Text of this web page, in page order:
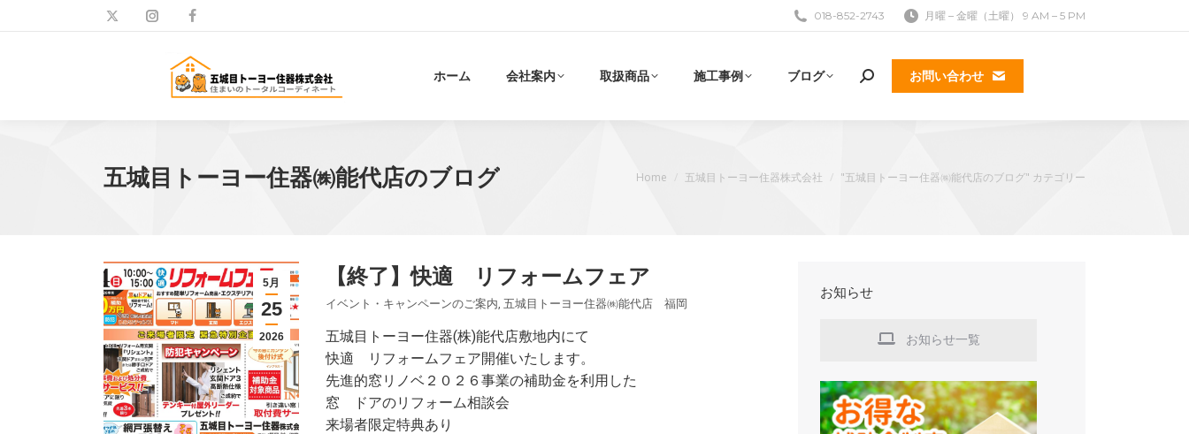
018-852-2743 月曜 – 金曜（土曜） 9 AM – 5 PM
ホーム 会社案内 取扱商品 施工事例 ブログ
検
お問い合わせ
五城目トーヨー住器㈱能代店のブログ 現在地:
Home 五城目トーヨー住器株式会社 "五城目トーヨー住器㈱能代店のブログ" カテゴリー
5月
25
2026
【終了】快適 リフォームフェア
イベント・キャンペーンのご案内, 五城目トーヨー住器㈱能代店 福岡
五城目トーヨー住器(株)能代店敷地内にて
快適 リフォームフェア開催いたします。
先進的窓リノベ２０２６事業の補助金を利用した
窓 ドアのリフォーム相談会
来場者限定特典あり
お知らせ
お知らせ一覧